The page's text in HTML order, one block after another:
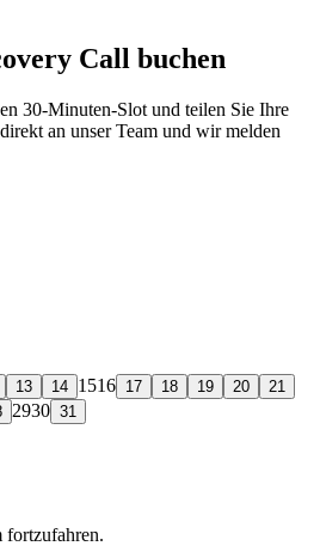
Call buchen
30-Minuten-Slot und teilen Sie Ihre
an unser Team und wir melden
13 14 1516 17 18 19 20 21
2930 31
fortzufahren.